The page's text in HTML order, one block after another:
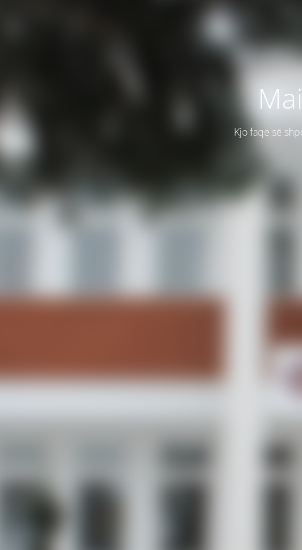
Kjo faqe së